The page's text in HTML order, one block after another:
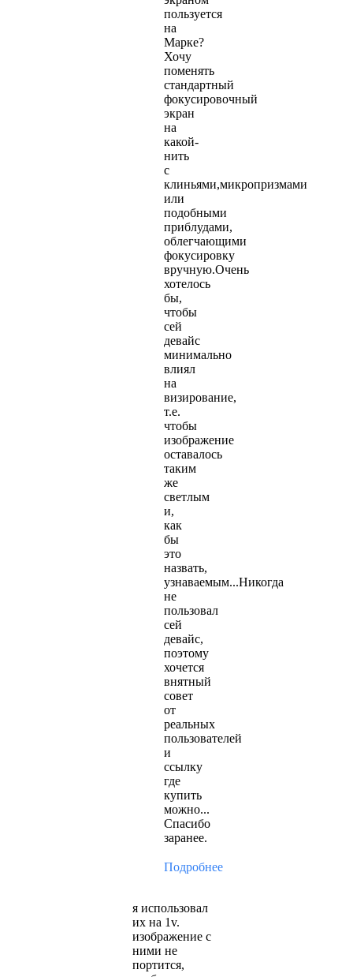
пользуется
на
Марке?
Хочу
поменять
стандартный
фокусировочный
экран
на
какой-
нить
с
клиньями,микропризмами
или
подобными
приблудами,
облегчающими
фокусировку
вручную.Очень
хотелось
бы,
чтобы
сей
девайс
минимально
влиял
на
визирование,
т.е.
чтобы
изображение
оставалось
таким
же
светлым
и,
как
бы
это
назвать,
узнаваемым...Никогда
не
пользовал
сей
девайс,
поэтому
хочется
внятный
совет
от
реальных
пользователей
и
ссылку
где
купить
можно...
Спасибо
заранее.
Подробнее
я использовал
их на 1v.
изображение с
ними не
портится,